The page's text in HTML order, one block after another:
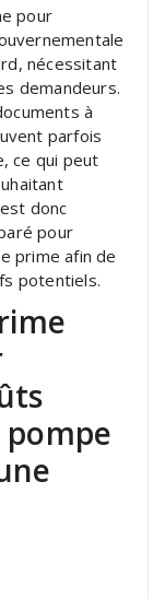
pour
nécessitant
demandeurs.
à
parfois
ce qui peut
donc
pour
prime afin de
potentiels.
pompe